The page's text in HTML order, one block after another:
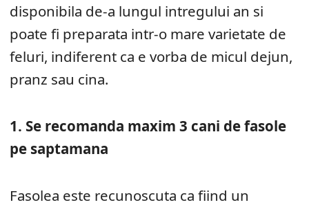
disponibila de-a lungul intregului an si
poate fi preparata intr-o mare varietate de
feluri, indiferent ca e vorba de micul dejun,
pranz sau cina.
1. Se recomanda maxim 3 cani de fasole
pe saptamana
Fasolea este recunoscuta ca fiind un